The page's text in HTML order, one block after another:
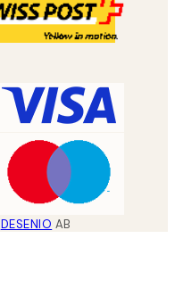
DESENIO AB